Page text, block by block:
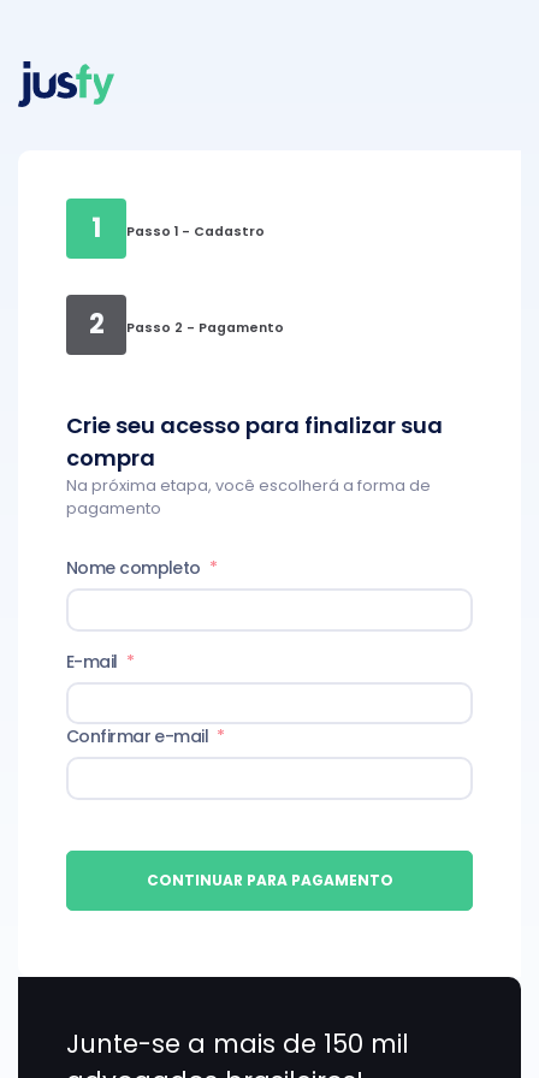
1 Passo 1 - Cadastro
2 Passo 2 - Pagamento
Crie seu acesso para finalizar sua
compra
Na próxima etapa, você escolherá a forma de
pagamento
Nome completo *
E-mail *
Confirmar e-mail *
CONTINUAR PARA PAGAMENTO
Junte-se a mais de 150 mil